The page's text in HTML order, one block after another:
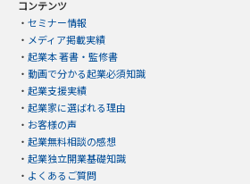
コンテンツ
・ セミナー情報
・ メディア掲載実績
・ 起業本 著書・監修書
・ 動画で分かる起業必須知識
・ 起業支援実績
・ 起業家に選ばれる理由
・ お客様の声
・ 起業無料相談の感想
・ 起業独立開業基礎知識
・ よくあるご質問